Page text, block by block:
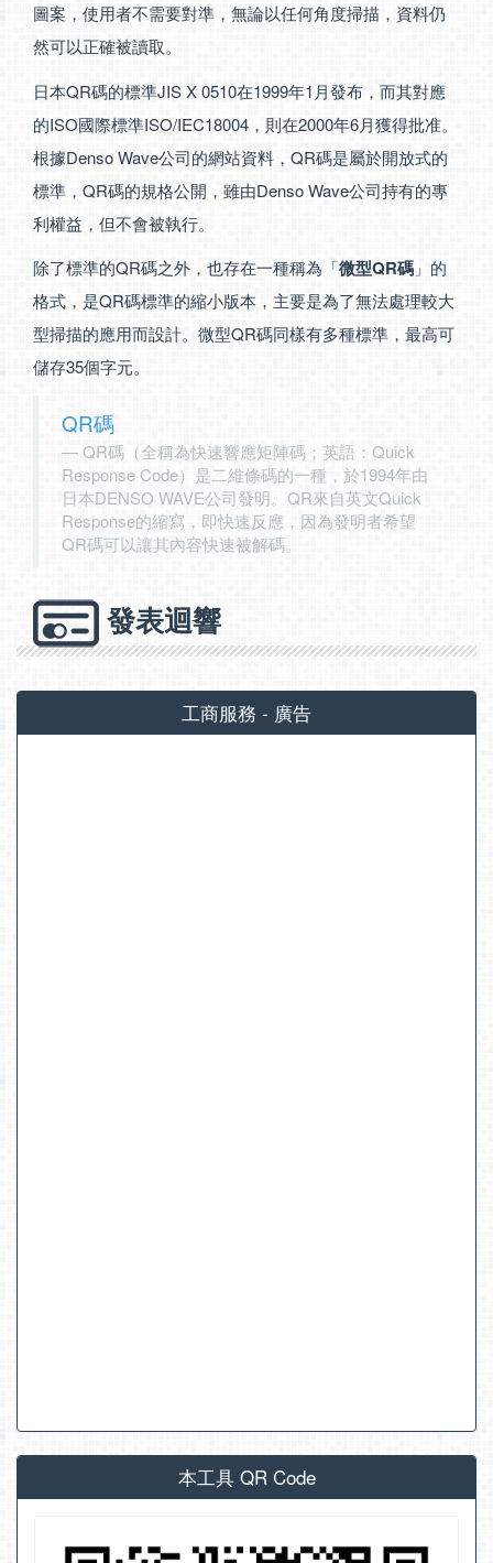
圖案，使用者不需要對準，無論以任何角度掃描，資料仍
然可以正確被讀取。
日本QR碼的標準JIS X 0510在1999年1月發布，而其對應
的ISO國際標準ISO/IEC18004，則在2000年6月獲得批准。
根據Denso Wave公司的網站資料，QR碼是屬於開放式的
標準，QR碼的規格公開，雖由Denso Wave公司持有的專
利權益，但不會被執行。
除了標準的QR碼之外，也存在一種稱為「微型QR碼 」的
格式，是QR碼標準的縮小版本，主要是為了無法處理較大
型掃描的應用而設計。微型QR碼同樣有多種標準，最高可
儲存35個字元。
QR碼
QR碼（全稱為快速響應矩陣碼；英語：Quick
Response Code）是二維條碼的一種，於1994年由
日本DENSO WAVE公司發明。QR來自英文Quick
Response的縮寫，即快速反應，因為發明者希望
QR碼可以讓其內容快速被解碼。
發表迴響
工商服務 - 廣告
本工具 QR Code